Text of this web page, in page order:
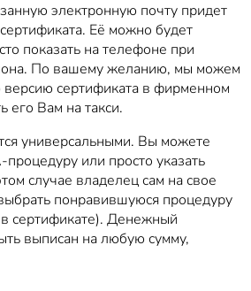
электронную почту придет
Её можно будет
показать на телефоне при
По вашему желанию, мы можем
сертификата в фирменном
его Вам на такси.
универсальными. Вы можете
или просто указать
случае владелец сам на свое
понравившуюся процедуру
сертификате). Денежный
выписан на любую сумму,